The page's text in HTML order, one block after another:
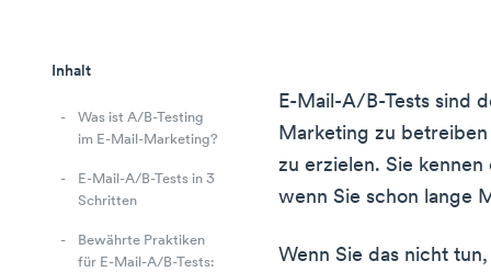
Inhalt
Was ist A/B-Testing
im E-Mail-Marketing?
E-Mail-A/B-Tests in 3
Schritten
Bewährte Praktiken
für E-Mail-A/B-Tests:
E-Mail-A/B-Tests sind
Marketing zu
zu erzielen. Sie
wenn Sie schon lange
Wenn Sie das nicht